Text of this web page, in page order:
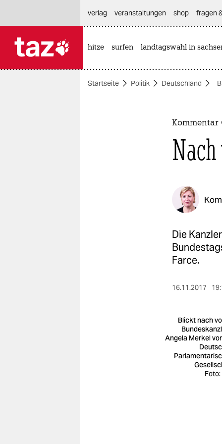
themen
verlag
veranstaltungen shop fragen
hitze surfen landtagswahl in
Startseite Politik Deutschland
Kommentar
Die
Farce.
16.11.2017
Blickt nach
Angela Merkel